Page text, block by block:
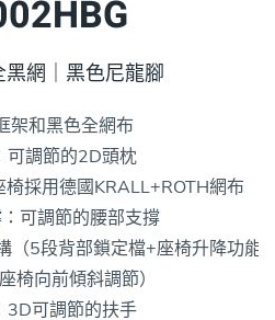
黑網｜黑色尼龍腳
架和黑色全網布
可調節的2D頭枕
採用德國KRALL+ROTH網布
可調節的腰部支撐
（5段背部鎖定檔+座椅升降功能
椅向前傾斜調節）
3D可調節的扶手